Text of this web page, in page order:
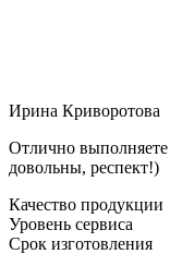
Ирина Криворотова
Отлично выполняете
довольны, респект!)
Качество продукции
Уровень сервиса
Срок изготовления